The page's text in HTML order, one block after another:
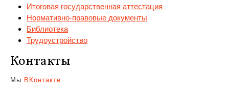
Итоговая государственная аттестация
Нормативно-правовые документы
Библиотека
Трудоустройство
Контакты
Мы ВКонтакте